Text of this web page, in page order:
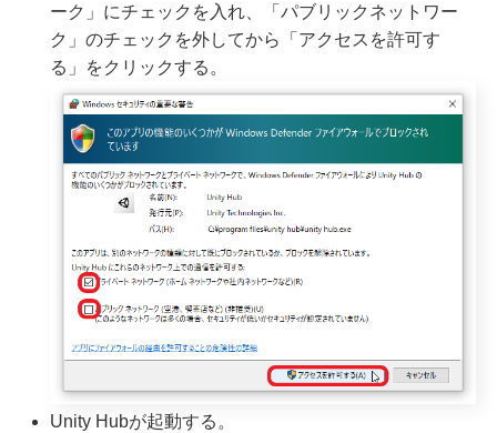
ーク」にチェックを入れ、「パブリックネットワー
ク」のチェックを外してから「アクセスを許可す
る」をクリックする。
Unity Hubが起動する。